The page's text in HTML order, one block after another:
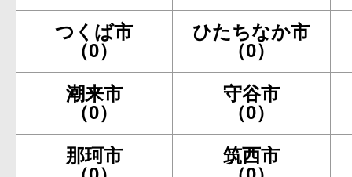
つくば市
（0）
ひたちなか市
（0）
潮来市
（0）
守谷市
（0）
那珂市
筑西市